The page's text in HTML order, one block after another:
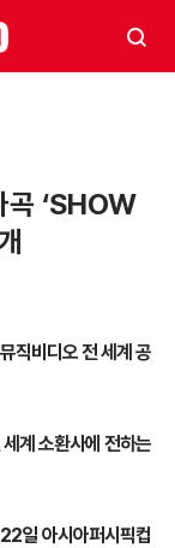
곡 ‘SHOW
직비디오 전 세계 공
계 소환사에 전하는
일 아시아퍼시픽컵